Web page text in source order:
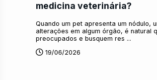
medicina veterinária?
Quando um pet apresenta um nódulo,
alterações em algum órgão, é natural
preocupados e busquem res ...
19/06/2026